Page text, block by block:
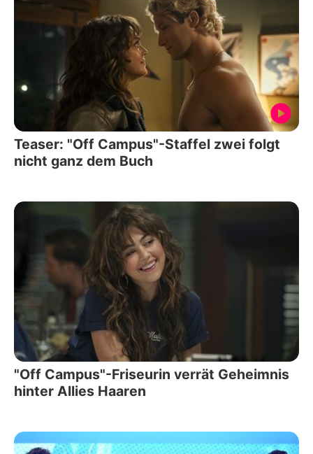
Teaser: "Off Campus"-Staffel zwei folgt
nicht ganz dem Buch
"Off Campus"-Friseurin verrät Geheimnis
hinter Allies Haaren